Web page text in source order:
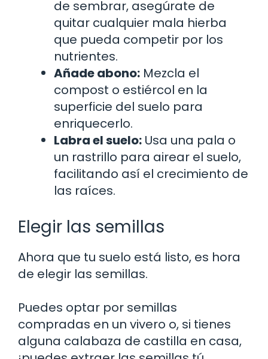
de sembrar, asegúrate de
quitar cualquier mala hierba
que pueda competir por los
nutrientes.
Añade abono: Mezcla el
compost o estiércol en la
superficie del suelo para
enriquecerlo.
Labra el suelo: Usa una pala o
un rastrillo para airear el suelo,
facilitando así el crecimiento de
las raíces.
Elegir las semillas
Ahora que tu suelo está listo, es hora
de elegir las semillas.
Puedes optar por semillas
compradas en un vivero o, si tienes
alguna calabaza de castilla en casa,